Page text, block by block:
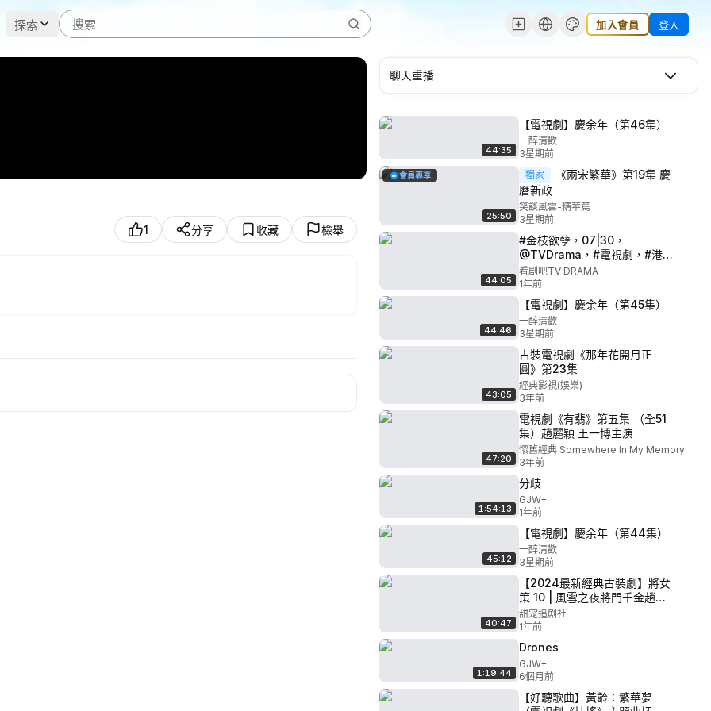
探索 加入會員 登入
1 分享 收藏 檢舉
現鑰匙被調包，范閒請林婉兒幫忙，以隨行太監身份再次混進後
聊天重播
44:35
【電視劇】慶余年（第46集）
一醉清歡
3星期前
會員專享
25:50
獨家
《兩宋繁華》第19集 慶
曆新政
笑談風雲-精華篇
3星期前
44:05
#金枝欲孽，07|30，
@TVDrama，#電視劇，#港
劇，#佘詩曼，#黎姿，#古
裝，#宮廷， #鄧萃雯,#張可
頤,#林保怡,#陳豪, 等主演的古
裝劇情劇,
看剧吧TV DRAMA
1年前
44:46
【電視劇】慶余年（第45集）
一醉清歡
3星期前
43:05
古裝電視劇《那年花開月正
圓》第23集
經典影視(娛樂)
3年前
47:20
電視劇《有翡》第五集 （全51
集）趙麗穎 王一博主演
懷舊經典 Somewhere In My Memory
3年前
1:54:13
分歧
GJW+
1年前
45:12
【電視劇】慶余年（第44集）
一醉清歡
3星期前
40:47
【2024最新經典古裝劇】將女
策 10 | 風雪之夜將門千金趙麗
穎投奔親戚慘遭羞辱 沿街乞討
無意救下遇刺太子 從此得東宮
深信步步高陞命運逆風翻盤！
甜宠追剧社
1年前
1:19:44
Drones
GJW+
6個月前
【好聽歌曲】黃齡：繁華夢